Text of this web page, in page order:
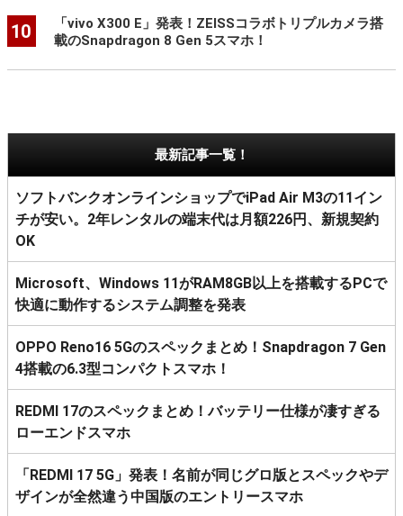
10
「vivo X300 E」発表！ZEISSコラボトリプルカメラ搭
載のSnapdragon 8 Gen 5スマホ！
最新記事一覧！
ソフトバンクオンラインショップでiPad Air M3の11イン
チが安い。2年レンタルの端末代は月額226円、新規契約
OK
Microsoft、Windows 11がRAM8GB以上を搭載するPCで
快適に動作するシステム調整を発表
OPPO Reno16 5Gのスペックまとめ！Snapdragon 7 Gen
4搭載の6.3型コンパクトスマホ！
REDMI 17のスペックまとめ！バッテリー仕様が凄すぎる
ローエンドスマホ
「REDMI 17 5G」発表！名前が同じグロ版とスペックやデ
ザインが全然違う中国版のエントリースマホ